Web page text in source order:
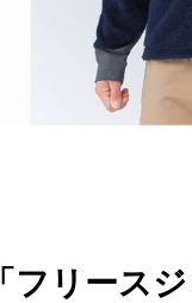
フリース